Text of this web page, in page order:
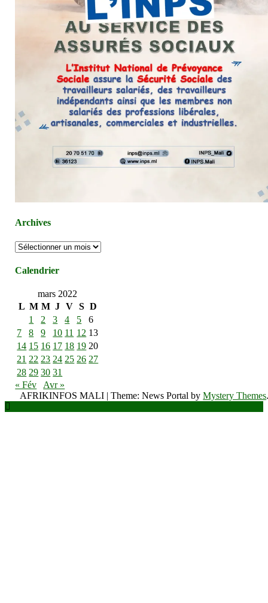
Archives
Archives
Calendrier
mars 2022
L M M J V S D
1
2 3 4 5
6
7
8 9 10 11 12 13
14 15 16 17 18 19 20
21 22 23 24 25 26 27
28 29 30 31
« Fév
Avr »
AFRIKINFOS MALI |Theme: News Portal byMystery Themes